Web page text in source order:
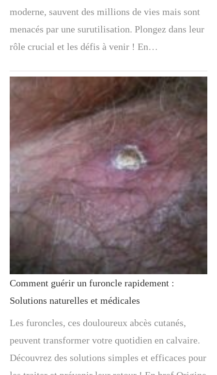
moderne, sauvent des millions de vies mais sont
menacés par une surutilisation. Plongez dans leur
rôle crucial et les défis à venir ! En…
Comment guérir un furoncle rapidement :
Solutions naturelles et médicales
Les furoncles, ces douloureux abcès cutanés,
peuvent transformer votre quotidien en calvaire.
Découvrez des solutions simples et efficaces pour